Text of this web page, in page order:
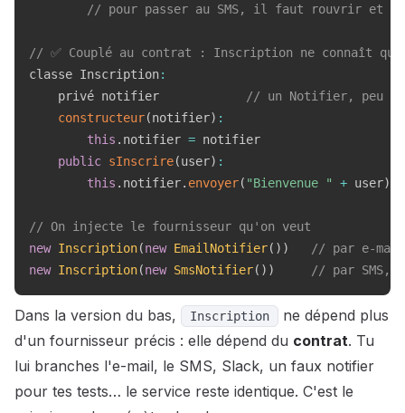
// pour passer au SMS, il faut rouvrir et
// ✅ Couplé au contrat : Inscription ne connaît
classe Inscription:
    privé notifier
// un Notifier, peu
constructeur(notifier) :
this . notifier = notifier
public sInscrire(user) :
this . notifier. envoyer( "Bienvenue " + user)
// On injecte le fournisseur qu'on veut
new Inscription(new EmailNotifier( ) )
// par e-mail
new Inscription(new SmsNotifier( ) ) // par SMS,
Dans la version du bas, Inscription
ne dépend plus
d'un fournisseur précis : elle dépend du contrat. Tu
lui branches l'e-mail, le SMS, Slack, un faux notifier
pour tes tests… le service reste identique. C'est le